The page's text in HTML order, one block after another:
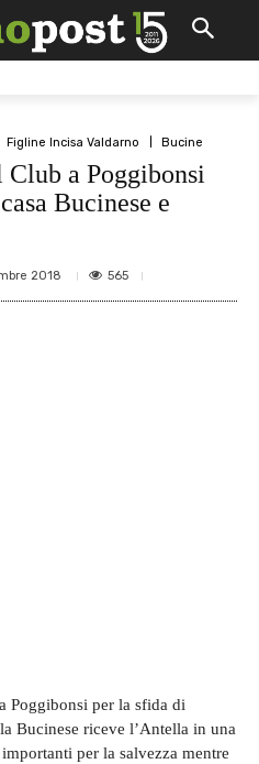
Figline Incisa Valdarno Bucine
a Poggibonsi
Bucinese e
2018 565
Poggibonsi per la sfida di
Bucinese riceve l’Antella in una
per la salvezza mentre